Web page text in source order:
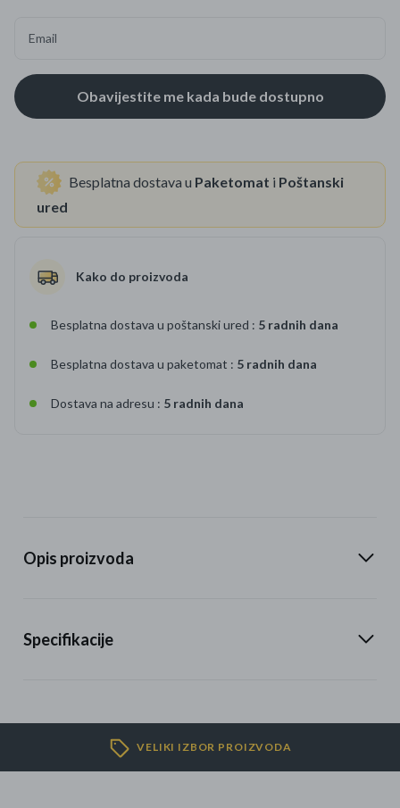
Email
Besplatna dostava u Paketomat i Poštanski
ured
Kako do proizvoda
Besplatna dostava u poštanski ured : 5 radnih dana
Besplatna dostava u paketomat : 5 radnih dana
Dostava na adresu : 5 radnih dana
Opis proizvoda
Specifikacije
VELIKI IZBOR PROIZVODA